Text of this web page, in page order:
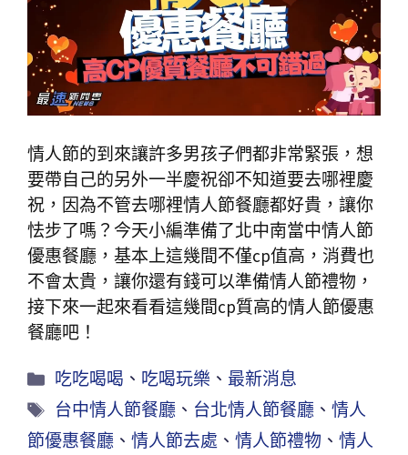
情人節的到來讓許多男孩子們都非常緊張，想
要帶自己的另外一半慶祝卻不知道要去哪裡慶
祝，因為不管去哪裡情人節餐廳都好貴，讓你
怯步了嗎？今天小編準備了北中南當中情人節
優惠餐廳，基本上這幾間不僅cp值高，消費也
不會太貴，讓你還有錢可以準備情人節禮物，
接下來一起來看看這幾間cp質高的情人節優惠
餐廳吧！
吃吃喝喝 、 吃喝玩樂 、最新消息
台中情人節餐廳 、 台北情人節餐廳 、情人
節優惠餐廳 、 情人節去處 、 情人節禮物 、 情人